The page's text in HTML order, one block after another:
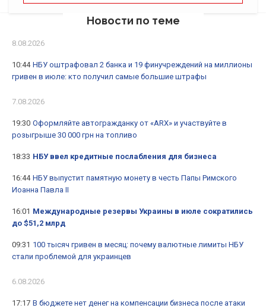
Новости по теме
8.08.2026
10:44 НБУ оштрафовал 2 банка и 19 финучреждений на миллионы
гривен в июле: кто получил самые большие штрафы
7.08.2026
19:30 Оформляйте автогражданку от «ARX» и участвуйте в
розыгрыше 30 000 грн на топливо
18:33 НБУ ввел кредитные послабления для бизнеса
16:44 НБУ выпустит памятную монету в честь Папы Римского
Иоанна Павла II
16:01 Международные резервы Украины в июле сократились
до $51,2 млрд
09:31 100 тысяч гривен в месяц: почему валютные лимиты НБУ
стали проблемой для украинцев
6.08.2026
17:17 В бюджете нет денег на компенсации бизнеса после атаки